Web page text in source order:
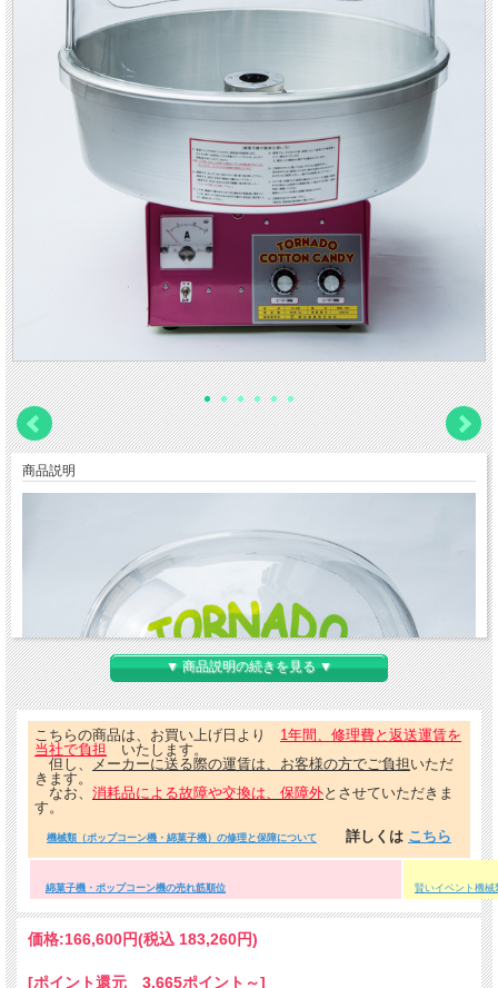
商品説明
▼ 商品説明の続きを見る ▼
こちらの商品は、お買い上げ日より 1年間、修理費と返送運賃を
当社で負担 いたします。
但し、
メーカーに送る際の運賃は、お客様の方でご負担いただ
きます。
なお、 消耗品による故障や交換は、保障外とさせていただきま
す。
機械類（ポップコーン機・綿菓子機）の修理と保障について 詳しくは こちら
綿菓子機・ポップコーン機の売れ筋順位 賢いイベント機械
価格:166,600円(税込 183,260円)
[ポイント還元 3,665ポイント～]